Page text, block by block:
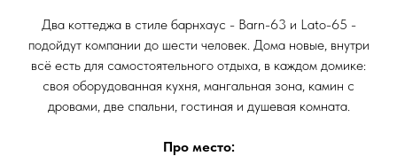
Два коттеджа в стиле барнхаус - Barn-63 и Lato-65 -
подойдут компании до шести человек. Дома новые, внутри
всё есть для самостоятельного отдыха, в каждом домике:
своя оборудованная кухня, мангальная зона, камин с
дровами, две спальни, гостиная и душевая комната.
Про место: